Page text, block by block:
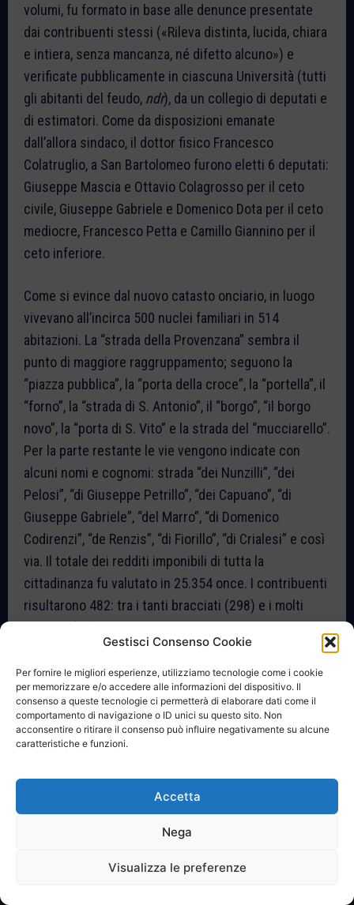
Gestisci Consenso Cookie
Per fornire le migliori esperienze, utilizziamo tecnologie come i cookie
per memorizzare e/o accedere alle informazioni del dispositivo. Il
consenso a queste tecnologie ci permetterà di elaborare dati come il
comportamento di navigazione o ID unici su questo sito. Non
acconsentire o ritirare il consenso può influire negativamente su alcune
caratteristiche e funzioni.
Accetta
Nega
Visualizza le preferenze
volumi, fu formato in base alle denunce presentate
dai contribuenti stessi («Rileva distinta, lucida, chiara
e intiera, senza mancanza, né difetto alcuno») e
verificate pubblicamente in ciascuna Università (tutti
gli abitanti del feudo, ndr), da un collegio di deputati e
di estimatori. Come da disposizioni emanate
dall’allora sindaco, il dottor fisico Francesco
Colatruglio, a San Bartolomeo furono eletti 6 deputati:
Giuseppe Mascia e Ottavio Colagrosso per il ceto
civile, Giuseppe Gabriele e Domenico Dota per il ceto
mediocre, Francesco Petta e Camillo Giannino per il
ceto inferiore.
Come si evince dal nuovo catasto onciario, in luogo
vivevano all’incirca 500 nuclei familiari in 514
abitazioni. La “strada della Provenzana” sembra il
punto di maggiore raggruppamento; seguono la
“piazza pubblica”, la “porta della croce”, la “portella”, il
“forno”, la “strada di S. Antonio”, il “borgo”, “il borgo
novo”, la “porta di S. Vito” e la strada del “mucciarello”.
Per la parte restante le vie vengono indicate con
alcuni nomi e cognomi: strada “dei Nunzilli”, “dei
Pelosi”, “di Giuseppe Petrillo”, “dei Capuano”, “di
Giuseppe Gabriele”, “del Marro”, “di Domenico
Codirenzi”, “de Renzis”, “di Fiorillo”, “di Crialesi” e così
via. Il totale dei redditi imponibili di tutta la
cittadinanza fu valutato in 25.354 once. I contribuenti
risultarono 482: tra i tanti bracciati (298) e i molti
sarti, 5 fabbri, 5 calzolai, 8 falegnami, 3 negozianti, tre
muratori, un fornaio, 3 notai, 3 medici, 2 professori in
legge, un dottore in legge e altri ancora. Tra questi,
spicca un solo sacerdote tassato tra i 43 presenti in
paese, tale don Michele de Renzis, che possedeva
cui gli vennero attribuite 261 once, mentre il clero e i
luoghi pii (16 sacerdoti partecipanti) avevano un
reddito di 2.372 once. (Fonte: Cf. A.S.N.,